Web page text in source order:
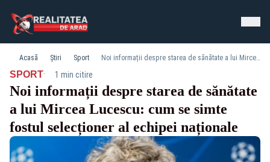
Acasă Știri Sport Noi informații despre starea de sănătate a lui Mircea Lucescu: cum se simte fostul selecționer al echipei naționale
SPORT· 1 min citire
Noi informații despre starea de sănătate
a lui Mircea Lucescu: cum se simte
fostul selecționer al echipei naționale